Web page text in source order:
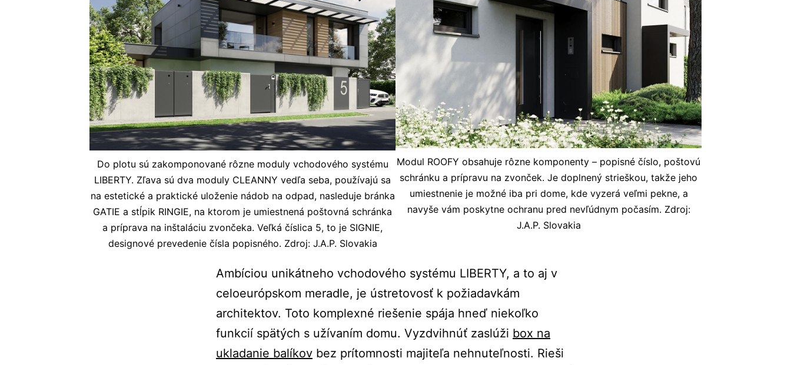
Do plotu sú zakomponované rôzne moduly vchodového systému
LIBERTY. Zľava sú dva moduly CLEANNY vedľa seba, používajú sa
na estetické a praktické uloženie nádob na odpad, nasleduje bránka
GATIE a stĺpik RINGIE, na ktorom je umiestnená poštovná schránka
a príprava na inštaláciu zvončeka. Veľká číslica 5, to je SIGNIE,
designové prevedenie čísla popisného. Zdroj: J.A.P. Slovakia
Modul ROOFY obsahuje rôzne komponenty – popisné číslo, poštovú
schránku a prípravu na zvonček. Je doplnený strieškou, takže jeho
umiestnenie je možné iba pri dome, kde vyzerá veľmi pekne, a
navyše vám poskytne ochranu pred nevľúdnym počasím. Zdroj:
J.A.P. Slovakia
Ambíciou unikátneho vchodového systému LIBERTY, a to aj v
celoeurópskom meradle, je ústretovosť k požiadavkám
architektov. Toto komplexné riešenie spája hneď niekoľko
funkcií spätých s užívaním domu. Vyzdvihnúť zaslúži box na
ukladanie balíkov bez prítomnosti majiteľa nehnuteľnosti. Rieši